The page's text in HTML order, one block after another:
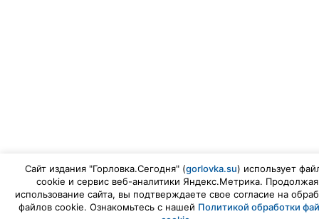
Сайт издания "Горловка.Сегодня" (gorlovka.su) использует
cookie и сервис веб-аналитики Яндекс.Метрика. Продолжая
использование сайта, вы подтверждаете свое согласие на
файлов cookie. Ознакомьтесь с нашей Политикой обработки